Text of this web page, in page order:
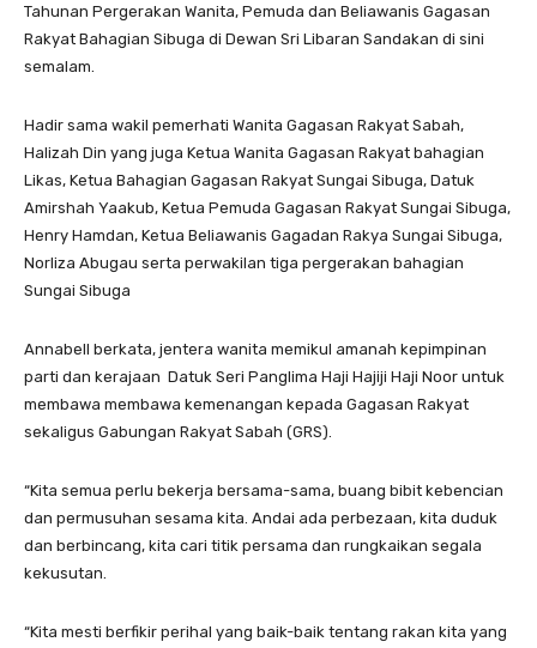
Tahunan Pergerakan Wanita, Pemuda dan Beliawanis Gagasan
Rakyat Bahagian Sibuga di Dewan Sri Libaran Sandakan di sini
semalam.
Hadir sama wakil pemerhati Wanita Gagasan Rakyat Sabah,
Halizah Din yang juga Ketua Wanita Gagasan Rakyat bahagian
Likas, Ketua Bahagian Gagasan Rakyat Sungai Sibuga, Datuk
Amirshah Yaakub, Ketua Pemuda Gagasan Rakyat Sungai Sibuga,
Henry Hamdan, Ketua Beliawanis Gagadan Rakya Sungai Sibuga,
Norliza Abugau serta perwakilan tiga pergerakan bahagian
Sungai Sibuga
Annabell berkata, jentera wanita memikul amanah kepimpinan
parti dan kerajaan Datuk Seri Panglima Haji Hajiji Haji Noor untuk
membawa membawa kemenangan kepada Gagasan Rakyat
sekaligus Gabungan Rakyat Sabah (GRS).
“Kita semua perlu bekerja bersama-sama, buang bibit kebencian
dan permusuhan sesama kita. Andai ada perbezaan, kita duduk
dan berbincang, kita cari titik persama dan rungkaikan segala
kekusutan.
“Kita mesti berfikir perihal yang baik-baik tentang rakan kita yang